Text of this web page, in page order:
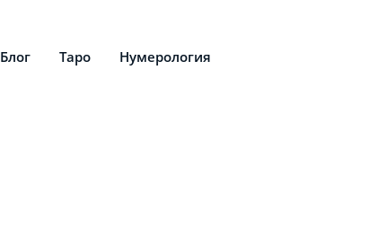
Блог Таро Нумерология